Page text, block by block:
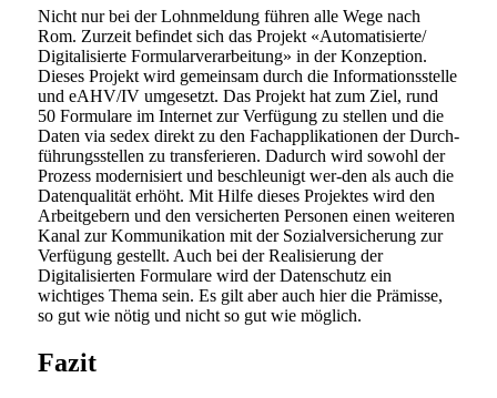
Nicht nur bei der Lohnmeldung führen alle Wege nach
Rom. Zurzeit befindet sich das Projekt «Automatisierte/
Digitalisierte Formularverarbeitung» in der Konzeption.
Dieses Projekt wird gemeinsam durch die Informationsstelle
und eAHV/IV umgesetzt. Das Projekt hat zum Ziel, rund
50 Formulare im Internet zur Verfügung zu stellen und die
Daten via sedex direkt zu den Fachapplikationen der Durch-
führungsstellen zu transferieren. Dadurch wird sowohl der
Prozess modernisiert und beschleunigt wer-den als auch die
Datenqualität erhöht. Mit Hilfe dieses Projektes wird den
Arbeitgebern und den versicherten Personen einen weiteren
Kanal zur Kommunikation mit der Sozialversicherung zur
Verfügung gestellt. Auch bei der Realisierung der
Digitalisierten Formulare wird der Datenschutz ein
wichtiges Thema sein. Es gilt aber auch hier die Prämisse,
so gut wie nötig und nicht so gut wie möglich.
Fazit